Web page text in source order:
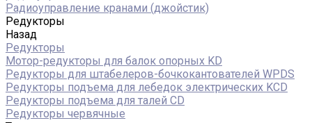
Радиоуправление кранами (джойстик)
Редукторы
Назад
Редукторы
Мотор-редукторы для балок опорных KD
Редукторы для штабелеров-бочкокантователей WPDS
Редукторы подъема для лебедок электрических KCD
Редукторы подъема для талей CD
Редукторы червячные